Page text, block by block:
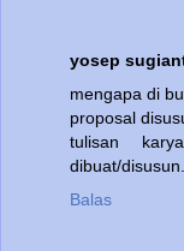
yosep
mengapa di
proposal
tulisan
dibuat/disusun.
Balas